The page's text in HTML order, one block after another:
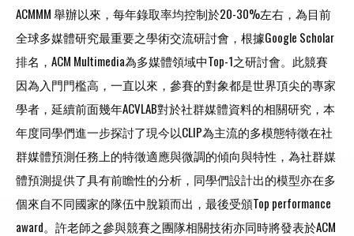
ACMMM 舉辦以來，每年錄取率均控制於20-30%左右，為目前
全球多媒體研究最重要之學術交流研討會，根據Google Scholar
排名，ACM Multimedia為多媒體領域中Top-1之研討會。此競賽
因為入門門檻高，一直以來，參賽的對象都是世界頂尖的專家
學者，延續前面幾年ACVLAB對於社群媒體資料的相關研究，本
年度同學們進一步探討了現今以CLIP為主流的多模態特徵在社
群媒體預測任務上的特徵適應與微調的傾向與特性，為社群媒
體預測提供了具有前瞻性的分析，同學們設計出的模型亦在多
個來自不同國家的隊伍中脫穎而出，最後受頒Top performance
award。許老師之參與競賽之團隊相關技術亦同時將發表於ACM